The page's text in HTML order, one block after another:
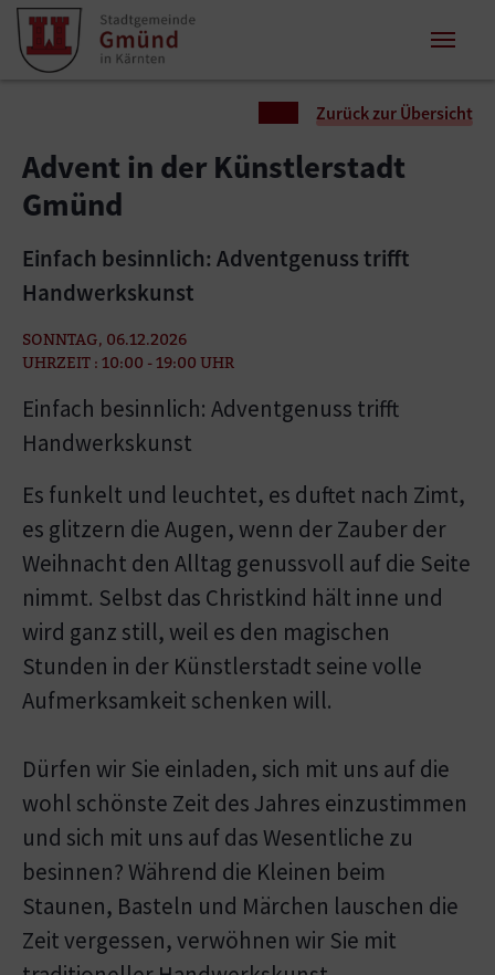
Zum Inhalt springen
Zum Seitenende springen
Zurück zur Übersicht
Advent in der Künstlerstadt
Gmünd
Einfach besinnlich: Adventgenuss trifft
Handwerkskunst
SONNTAG, 06.12.2026
UHRZEIT : 10:00 - 19:00 UHR
Einfach besinnlich: Adventgenuss trifft
Handwerkskunst
Es funkelt und leuchtet, es duftet nach Zimt,
es glitzern die Augen, wenn der Zauber der
Weihnacht den Alltag genussvoll auf die Seite
nimmt. Selbst das Christkind hält inne und
wird ganz still, weil es den magischen
Stunden in der Künstlerstadt seine volle
Aufmerksamkeit schenken will.
Dürfen wir Sie einladen, sich mit uns auf die
wohl schönste Zeit des Jahres einzustimmen
und sich mit uns auf das Wesentliche zu
besinnen? Während die Kleinen beim
Staunen, Basteln und Märchen lauschen die
Zeit vergessen, verwöhnen wir Sie mit